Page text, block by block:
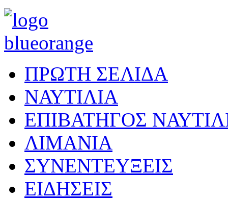
ΠΡΩΤΗ ΣΕΛΙΔΑ
ΝΑΥΤΙΛΙΑ
ΕΠΙΒΑΤΗΓΟΣ
ΛΙΜΑΝΙΑ
ΣΥΝΕΝΤΕΥΞΕΙΣ
ΕΙΔΗΣΕΙΣ